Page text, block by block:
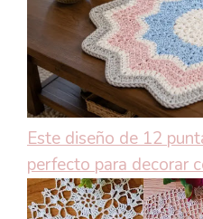
Este diseño de 12
perfecto para decorar